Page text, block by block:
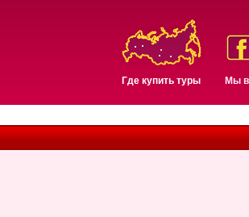
Где купить туры Мы в